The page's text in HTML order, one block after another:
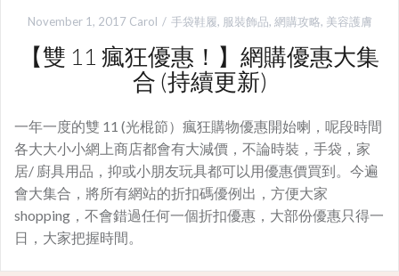
November 1, 2017 Carol 手袋鞋履, 服裝飾品, 網購攻略, 美容護膚
【雙 11 瘋狂優惠！】網購優惠大集
合 (持續更新)
一年一度的雙 11 (光棍節）瘋狂購物優惠開始喇，呢段時間
各大大小小網上商店都會有大減價，不論時裝，手袋，家
居/ 廚具用品，抑或小朋友玩具都可以用優惠價買到。今遍
會大集合，將所有網站的折扣碼優例出，方便大家
shopping，不會錯過任何一個折扣優惠，大部份優惠只得一
日，大家把握時間。